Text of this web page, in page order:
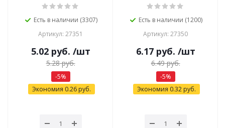
Есть в наличии (3307)
Артикул: 27351
5.02руб. /шт
5.28руб.
-5%
Экономия 0.26руб.
Есть в наличии (1200)
Артикул: 27350
6.17руб. /шт
6.49руб.
-5%
Экономия 0.32руб.